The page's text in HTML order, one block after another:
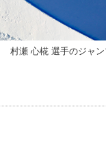
村瀬 心椛 選手のジャ